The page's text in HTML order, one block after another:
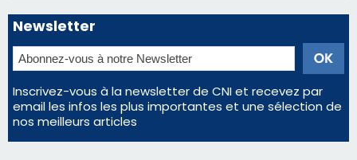
Éclipse du 12 août : la Corse aux premières loges
d'un spectacle qui ne reviendra pas avant 2081
En Corse, un début de saison marqué par une
consommation en recul dans les restaurants
La gendarmerie alerte les restaurateurs corses
face à une nouvelle escroquerie au faux vendeur de